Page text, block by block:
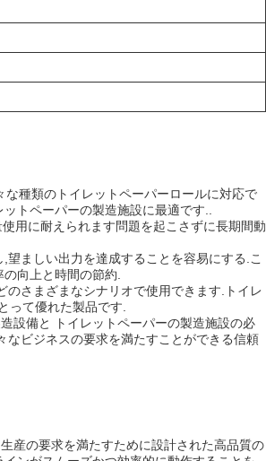
種類のトイレットペーパーロールに対応で
トペーパーの製造施設に最適です..
用に耐えられます問題を起こさずに長期間動
ましい出力を達成することを容易にする.こ
向上と時間の節約.
のさまざまなシナリオで使用できます.トイレ
って優れた製品です.
設備と トイレットペーパーの製造施設の必
なビジネスの要求を満たすことができる信頼
産の要求を満たすために設計された高品質の